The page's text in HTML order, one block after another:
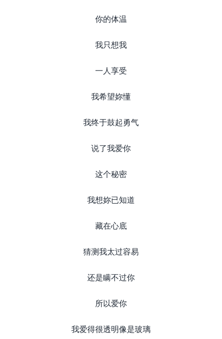
你的体温
我只想我
一人享受
我希望妳懂
我终于鼓起勇气
说了我爱你
这个秘密
我想妳已知道
藏在心底
猜测我太过容易
还是瞒不过你
所以爱你
我爱得很透明像是玻璃